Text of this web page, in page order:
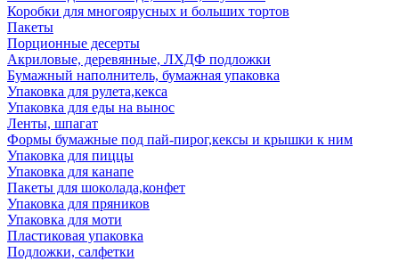
Коробки для многоярусных и больших тортов
Пакеты
Порционные десерты
Акриловые, деревянные, ЛХДФ подложки
Бумажный наполнитель, бумажная упаковка
Упаковка для рулета,кекса
Упаковка для еды на вынос
Ленты, шпагат
Формы бумажные под пай-пирог,кексы и крышки к ним
Упаковка для пиццы
Упаковка для канапе
Пакеты для шоколада,конфет
Упаковка для пряников
Упаковка для моти
Пластиковая упаковка
Подложки, салфетки